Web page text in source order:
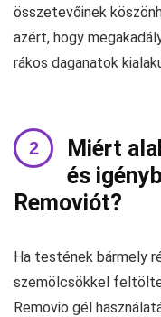
összetevőinek
azért, hogy
rákos daganatok
Miért
és
Removiót?
Ha testének bármely
szemölcsökkel
Removio gél